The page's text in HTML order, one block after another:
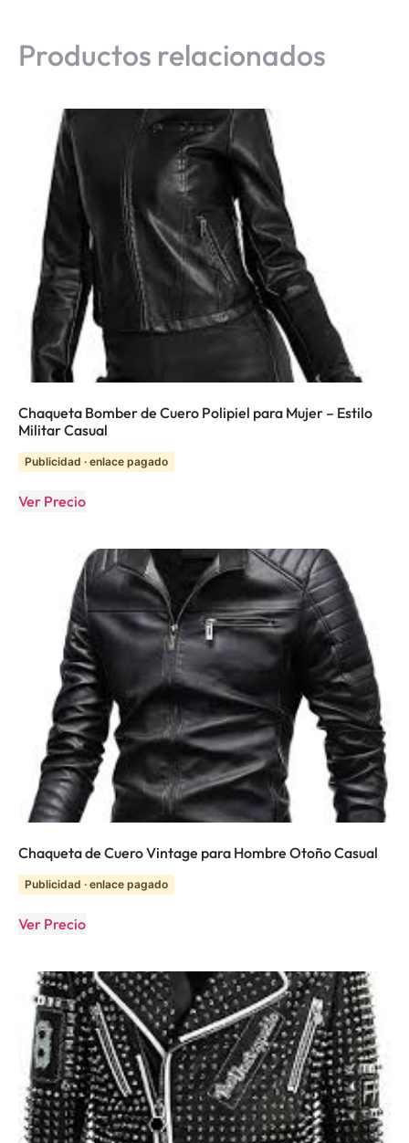
Productos relacionados
Chaqueta Bomber de Cuero Polipiel para Mujer – Estilo
Militar Casual
Publicidad · enlace pagado
Ver Precio
Chaqueta de Cuero Vintage para Hombre Otoño Casual
Publicidad · enlace pagado
Ver Precio